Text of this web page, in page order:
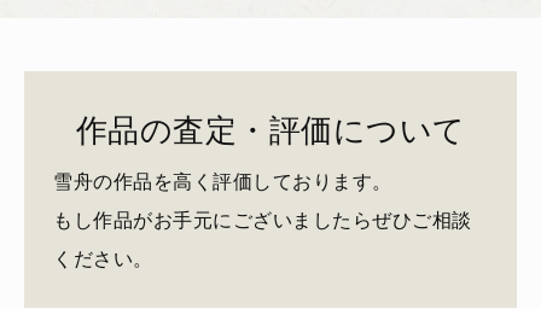
作品の査定・評価について
雪舟の作品を高く評価しております。
もし作品がお手元にございましたらぜひご相談
ください。